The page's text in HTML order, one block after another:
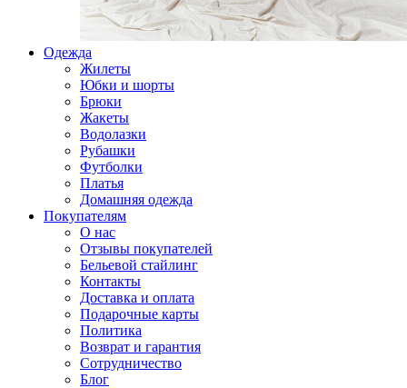
Одежда
Жилеты
Юбки и шорты
Брюки
Жакеты
Водолазки
Рубашки
Футболки
Платья
Домашняя одежда
Покупателям
О нас
Отзывы покупателей
Бельевой стайлинг
Контакты
Доставка и оплата
Подарочные карты
Политика
Возврат и гарантия
Сотрудничество
Блог